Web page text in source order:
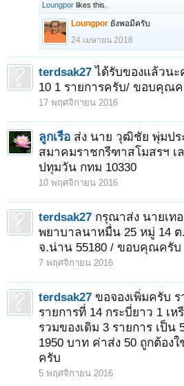
Loungpor likes this.
Loungpor ยังพอมีครับ
24 เมษายน 2018
terdsak27 ได้รับของแล้วน
10 1 รายการครับ/ ขอบคุณ
17 พฤศจิกายน 2016
ลูกเรือ ส่ง นาย วุฒิชัย พุ่มปร
สมาคมราชกรีฑาสโมสรฯ เ
ปทุมวัน กทม 10330
10 พฤศจิกายน 2016
terdsak27 กรุณาส่ง นายเท
พยาบาลนาหมื่น 25 หมู่ 14
จ.น่าน 55180 / ขอบคุณครับ
7 พฤศจิกายน 2016
terdsak27 ขอจองเพิ่มครับ
รายการที่ 14 กระบี่ยาว 1 เ
รวมของเดิม 3 รายการ เป็น
1950 บาท ค่าส่ง 50 ถูกต้อ
ครับ
5 พฤศจิกายน 2016